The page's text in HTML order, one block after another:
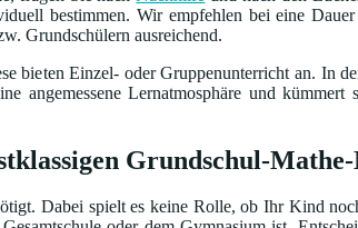
bestimmen. Wir empfehlen bei eine
Grundschülern ausreichend.
bieten Einzel- oder Gruppenunterricht an. In
angemessene Lernatmosphäre und kümmert
Grundschul-
Dabei spielt es keine Rolle, ob Ihr Kind